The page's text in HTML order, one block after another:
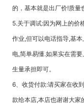
的，基本就是出厂价!质量
5.关于调试:因为网上的价
作业,但可以电话指导,基
电,简单易懂.如果实在需
生量承担即可。
6、收货付款:请买家在收
款给本店,本店也谢谢大家